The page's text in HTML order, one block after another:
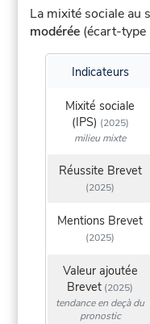
La mixité sociale au
modérée (écart-type
Indicateurs
Mixité sociale
(IPS) (2025)
milieu mixte
Réussite Brevet
(2025)
Mentions Brevet
(2025)
Valeur ajoutée
Brevet (2025)
tendance en deçà du
pronostic